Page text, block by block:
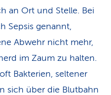
an Ort und Stelle. Bei
Sepsis genannt,
Abwehr nicht mehr,
im Zaum zu halten.
Bakterien, seltener
sich über die Blutbahn